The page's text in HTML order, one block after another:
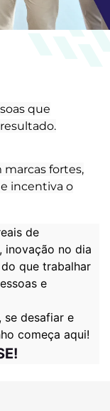
que
fortes,
incentiva o
de
inovação no dia
que trabalhar
e
se desafiar e
começa aqui!